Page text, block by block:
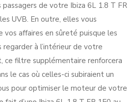
de votre Ibiza 6L 1.8 T FR
UVB. En outre, elles vous
affaires en sûreté puisque les
à l’intérieur de votre
ce filtre supplémentaire renforcera
le cas où celles-ci subiraient un
pour optimiser le moteur de votre